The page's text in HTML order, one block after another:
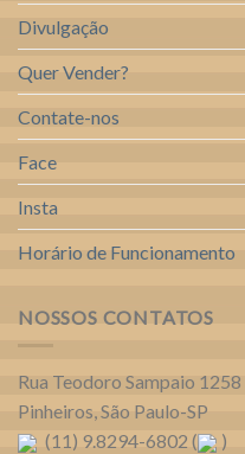
Divulgação
Quer Vender?
Contate-nos
Face
Insta
Horário de Funcionamento
NOSSOS CONTATOS
Rua Teodoro Sampaio 1258
Pinheiros, São Paulo-SP
(11) 9.8294-6802 (
)